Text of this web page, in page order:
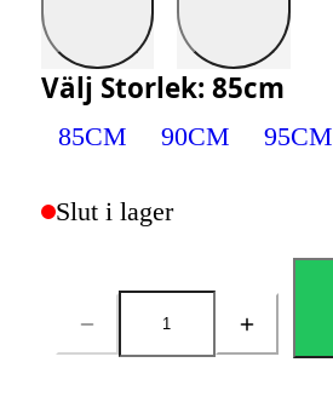
Välj Storlek: 85cm
85CM 90CM 95CM
Slut i lager
Antal